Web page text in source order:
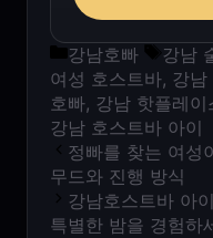
카테고리
강남호빠 태그
강남
여성 호스트바, 강남
호빠, 강남 핫플레이
강남 호스트바 아이
정빠를 찾는 여성
무드와 진행 방식
강남호스트바 아
특별한 밤을 경험하